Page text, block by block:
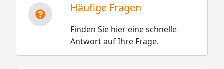
Häufige Fragen
Finden Sie hier eine schnelle
Antwort auf Ihre Frage.